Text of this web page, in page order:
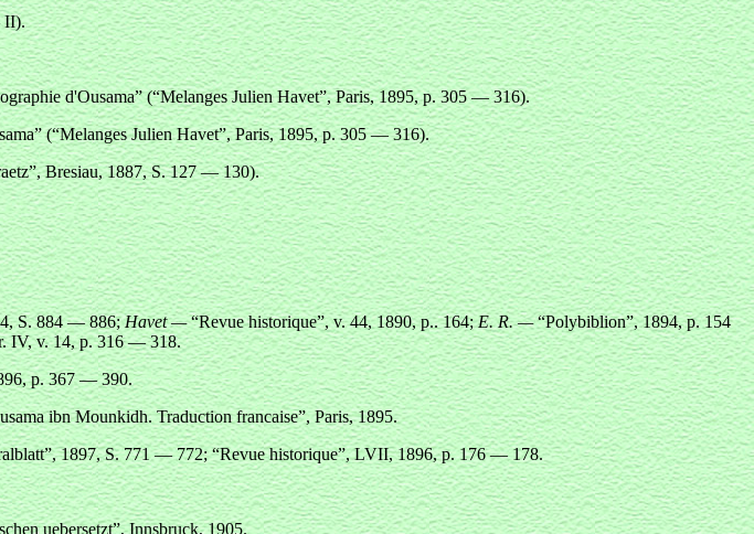
II).
d'Ousama” (“Melanges Julien Havet”, Paris,1895, p. 305 — 316).
(“Melanges Julien Havet”, Paris,1895, p. 305 — 316).
Bresiau,1887, S. 127 — 130).
S. 884 — 886;Havet —“Revue historique”, v. 44, 1890, p.. 164;E. R. —“Polybiblion”, 1894, p. 154
IV, v. 14, p. 316 — 318.
p. 367 — 390.
ibn Mounkidh. Traduction francaise”, Paris,1895.
1897, S. 771 — 772; “Revue historique”, LVII, 1896, p. 176 — 178.
uebersetzt”, Innsbruck, 1905.